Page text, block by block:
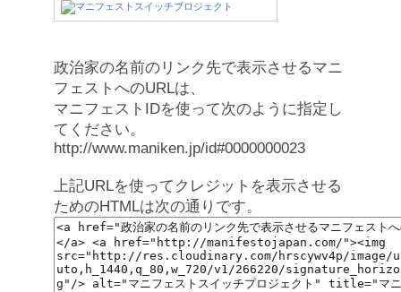
政治家の名前のリンク先で表示させるマニ
フェストへのURLは、
マニフェストIDを使って次のように指定し
てください。
http://www.maniken.jp/id#0000000023
上記URLを使ってクレジットを表示させる
ためのHTMLは次の通りです。